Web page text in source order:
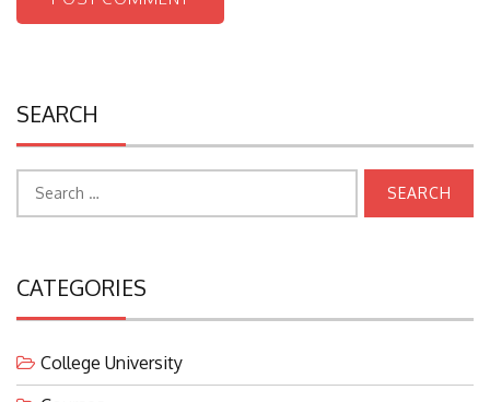
SEARCH
CATEGORIES
College University